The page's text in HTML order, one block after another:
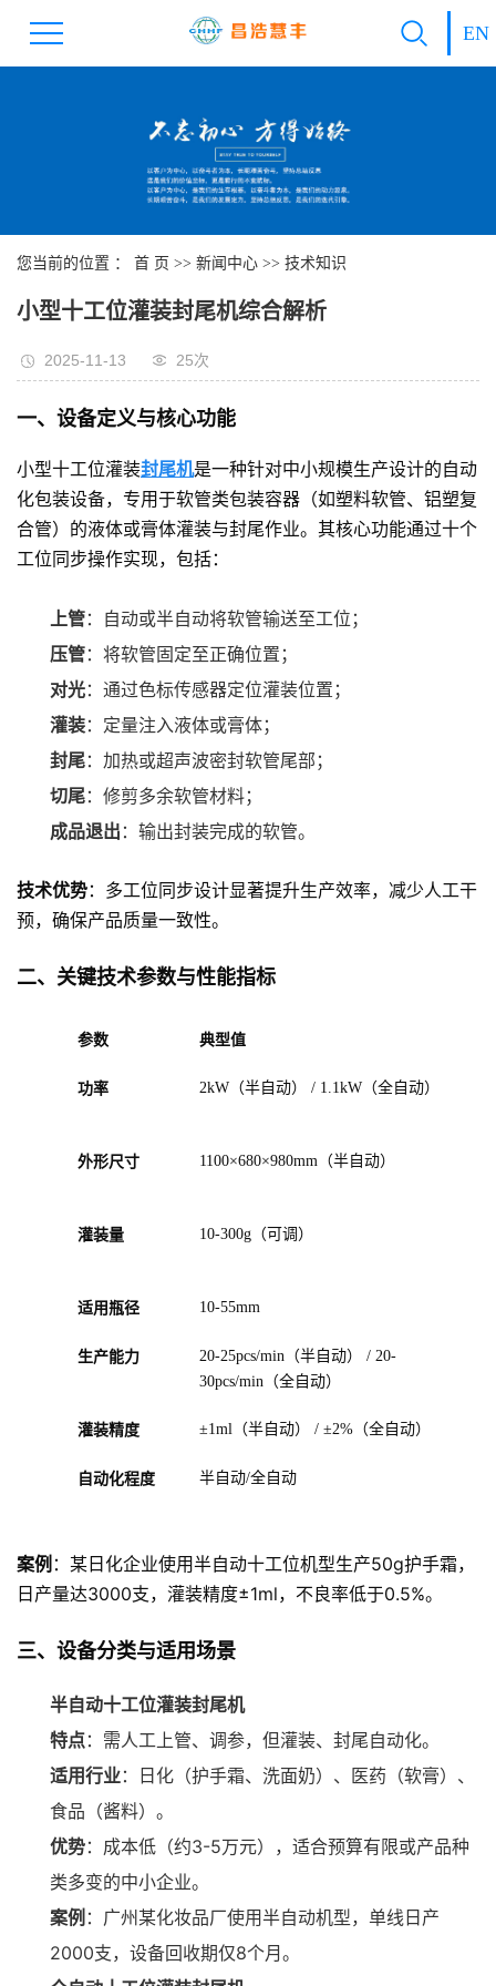
EN
您当前的位置 ： 首 页 >> 新闻中心 >> 技术知识
小型十工位灌装封尾机综合解析
2025-11-13 25次
一、设备定义与核心功能
小型十工位灌装封尾机是一种针对中小规模生产设计的自动
化包装设备，专用于软管类包装容器（如塑料软管、铝塑复
合管）的液体或膏体灌装与封尾作业。其核心功能通过十个
工位同步操作实现，包括：
上管：自动或半自动将软管输送至工位；
压管：将软管固定至正确位置；
对光：通过色标传感器定位灌装位置；
灌装：定量注入液体或膏体；
封尾：加热或超声波密封软管尾部；
切尾：修剪多余软管材料；
成品退出 ：输出封装完成的软管。
技术优势：多工位同步设计显著提升生产效率，减少人工干
预，确保产品质量一致性。
二、关键技术参数与性能指标
参数 典型值
功率 2kW（半自动） / 1.1kW（全自动）
外形尺寸 1100×680×980mm（半自动）
灌装量 10-300g（可调）
适用瓶径 10-55mm
生产能力
20-25pcs/min（半自动） / 20-
30pcs/min（全自动）
灌装精度 ±1ml（半自动） / ±2%（全自动）
自动化程度 半自动/全自动
案例 ：某日化企业使用半自动十工位机型生产50g护手霜，
日产量达3000支，灌装精度±1ml，不良率低于0.5%。
三、设备分类与适用场景
半自动十工位灌装封尾机
特点：需人工上管、调参，但灌装、封尾自动化。
适用行业：日化（护手霜、洗面奶）、医药（软膏）、
食品（酱料）。
优势：成本低（约3-5万元），适合预算有限或产品种
类多变的中小企业。
案例 ：广州某化妆品厂使用半自动机型，单线日产
2000支，设备回收期仅8个月。